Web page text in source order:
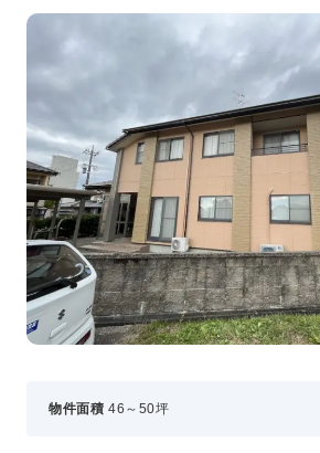
CSR
事業・サービス
外壁塗装
屋根塗装
いえもる
外壁のミカタ（塗り替え相談所）
住まい探しのミカタ
施工事例
外壁セルフチェック
無料点検・お見積もり
採用情報
物件面積 46～50坪